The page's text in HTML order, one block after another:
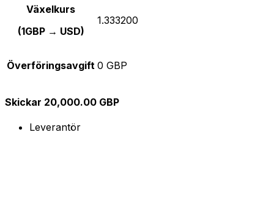
Växelkurs
(1GBP → USD)
1.333200
Överföringsavgift 0 GBP
Skickar 20,000.00 GBP
Leverantör